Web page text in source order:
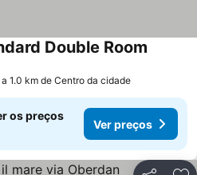
Double Room
a 1.0 km de Centro da cidade
os preços
Ver preços